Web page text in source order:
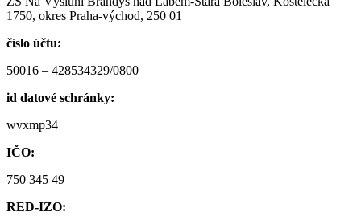
1750, okres Praha-východ, 250 01
číslo účtu:
50016 – 428534329/0800
id datové schránky:
wvxmp34
IČO:
750 345 49
RED-IZO: